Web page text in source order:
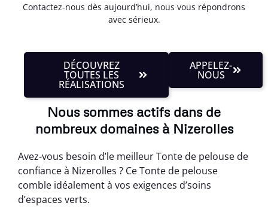
Contactez-nous dès aujourd’hui, nous vous répondrons
avec sérieux.
DÉCOUVREZ
TOUTES LES
RÉALISATIONS
APPELEZ-
NOUS
Nous sommes actifs dans de
nombreux domaines à Nizerolles
Avez-vous besoin d’le meilleur Tonte de pelouse de
confiance à Nizerolles ? Ce Tonte de pelouse
comble idéalement à vos exigences d’soins
d’espaces verts.